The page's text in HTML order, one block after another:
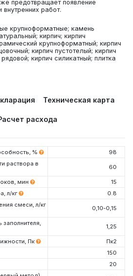
предотвращает появление
работ.
крупноформатные; камень
кирпич; кирпич
крупноформатный; кирпич
кирпич пустотелый; кирпич
кирпич силикатный; плитка
Техническая карта
расхода
%
98
раствора в
60
мин
15
л/кг
0.8
смеси, л/кг
0,10-0,15
заполнителя,
1,25
Пк
Пк2
150
20